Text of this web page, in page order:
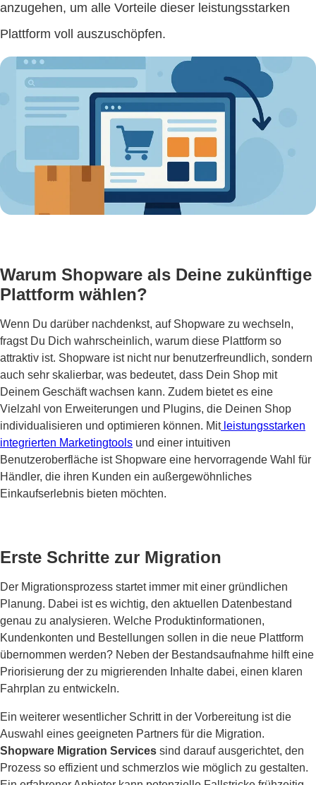
anzugehen, um alle Vorteile dieser leistungsstarken
Plattform voll auszuschöpfen.
Warum Shopware als Deine zukünftige
Plattform wählen?
Wenn Du darüber nachdenkst, auf Shopware zu wechseln,
fragst Du Dich wahrscheinlich, warum diese Plattform so
attraktiv ist. Shopware ist nicht nur benutzerfreundlich, sondern
auch sehr skalierbar, was bedeutet, dass Dein Shop mit
Deinem Geschäft wachsen kann. Zudem bietet es eine
Vielzahl von Erweiterungen und Plugins, die Deinen Shop
individualisieren und optimieren können. Mitleistungsstarken
integrierten Marketingtools und einer intuitiven
Benutzeroberfläche ist Shopware eine hervorragende Wahl für
Händler, die ihren Kunden ein außergewöhnliches
Einkaufserlebnis bieten möchten.
Erste Schritte zur Migration
Der Migrationsprozess startet immer mit einer gründlichen
Planung. Dabei ist es wichtig, den aktuellen Datenbestand
genau zu analysieren. Welche Produktinformationen,
Kundenkonten und Bestellungen sollen in die neue Plattform
übernommen werden? Neben der Bestandsaufnahme hilft eine
Priorisierung der zu migrierenden Inhalte dabei, einen klaren
Fahrplan zu entwickeln.
Ein weiterer wesentlicher Schritt in der Vorbereitung ist die
Auswahl eines geeigneten Partners für die Migration.
Shopware Migration Services sind darauf ausgerichtet, den
Prozess so effizient und schmerzlos wie möglich zu gestalten.